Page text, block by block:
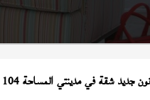
جديد شقة في مدينتي المساحة 104 متر